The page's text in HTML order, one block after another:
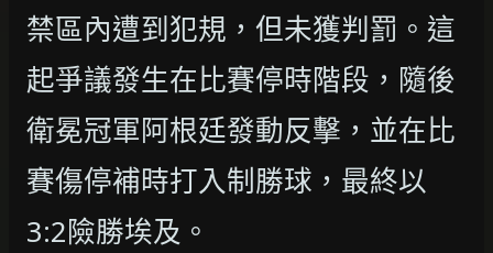
禁區內遭到犯規，但未獲判罰。這
起爭議發生在比賽停時階段，隨後
衛冕冠軍阿根廷發動反擊，並在比
賽傷停補時打入制勝球，最終以
3:2險勝埃及。